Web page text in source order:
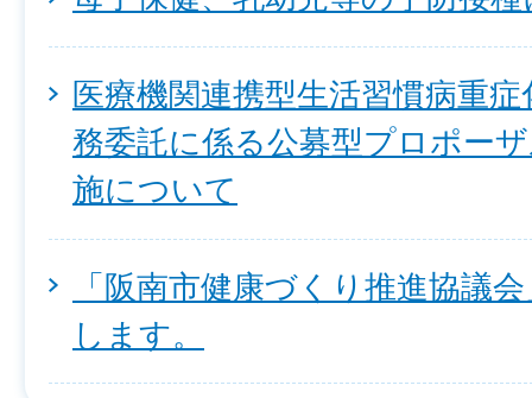
医療機関連携型生活習慣病重
務委託に係る公募型プロポー
施について
「阪南市健康づくり推進協議
します。